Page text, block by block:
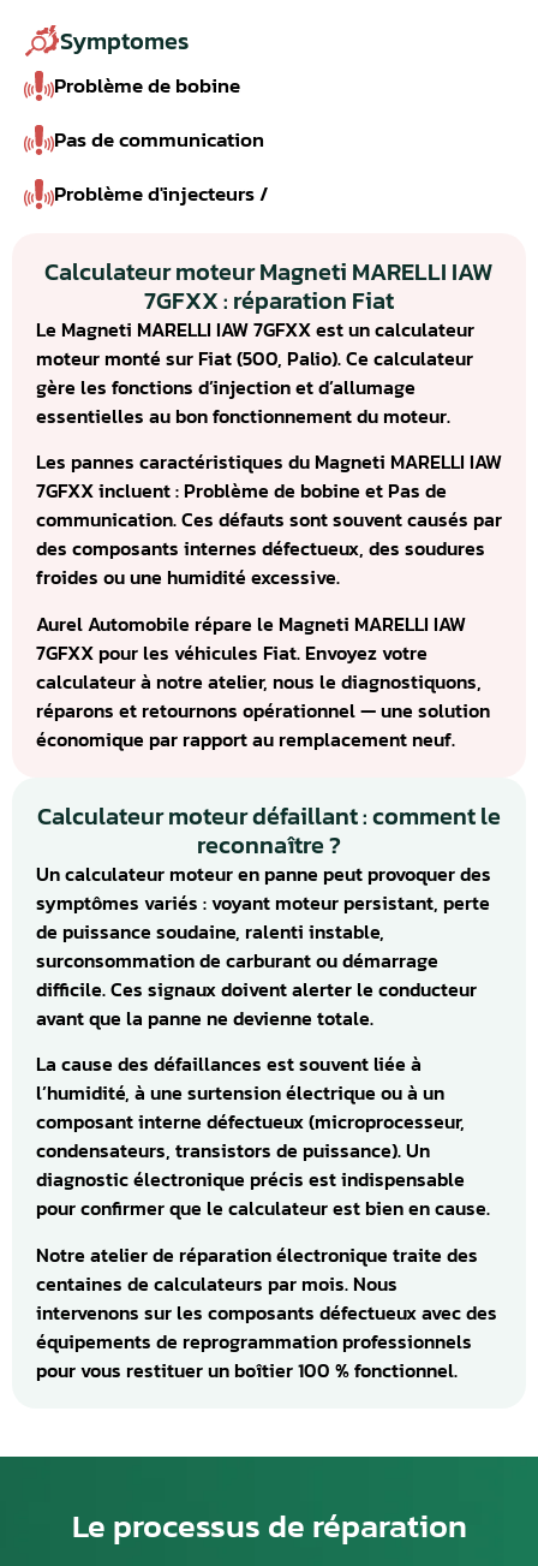
Symptomes
Problème de bobine
Pas de communication
Problème d'injecteurs /
Calculateur moteur Magneti MARELLI IAW
7GFXX : réparation Fiat
Le Magneti MARELLI IAW 7GFXX est un calculateur
moteur monté sur Fiat (500, Palio). Ce calculateur
gère les fonctions d’injection et d’allumage
essentielles au bon fonctionnement du moteur.
Les pannes caractéristiques du Magneti MARELLI IAW
7GFXX incluent : Problème de bobine et Pas de
communication. Ces défauts sont souvent causés par
des composants internes défectueux, des soudures
froides ou une humidité excessive.
Aurel Automobile répare le Magneti MARELLI IAW
7GFXX pour les véhicules Fiat. Envoyez votre
calculateur à notre atelier, nous le diagnostiquons,
réparons et retournons opérationnel — une solution
économique par rapport au remplacement neuf.
Calculateur moteur défaillant : comment le
reconnaître ?
Un calculateur moteur en panne peut provoquer des
symptômes variés : voyant moteur persistant, perte
de puissance soudaine, ralenti instable,
surconsommation de carburant ou démarrage
difficile. Ces signaux doivent alerter le conducteur
avant que la panne ne devienne totale.
La cause des défaillances est souvent liée à
l’humidité, à une surtension électrique ou à un
composant interne défectueux (microprocesseur,
condensateurs, transistors de puissance). Un
diagnostic électronique précis est indispensable
pour confirmer que le calculateur est bien en cause.
Notre atelier de réparation électronique traite des
centaines de calculateurs par mois. Nous
intervenons sur les composants défectueux avec des
équipements de reprogrammation professionnels
pour vous restituer un boîtier 100 % fonctionnel.
Le processus de réparation